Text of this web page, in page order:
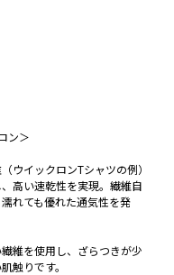
ン＞
ウイックロンTシャツの例）
高い速乾性を実現。繊維自
れても優れた通気性を発
維を使用し、ざらつきが少
触りです。